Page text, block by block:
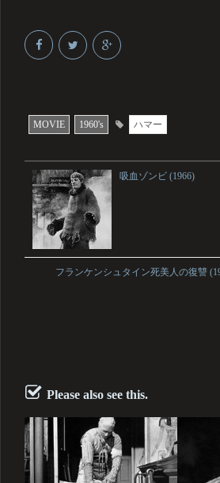
MOVIE 1960's ハマー
吸血ゾンビ (1966)
フランケンシュタイン死美人の復讐
Please also see this.